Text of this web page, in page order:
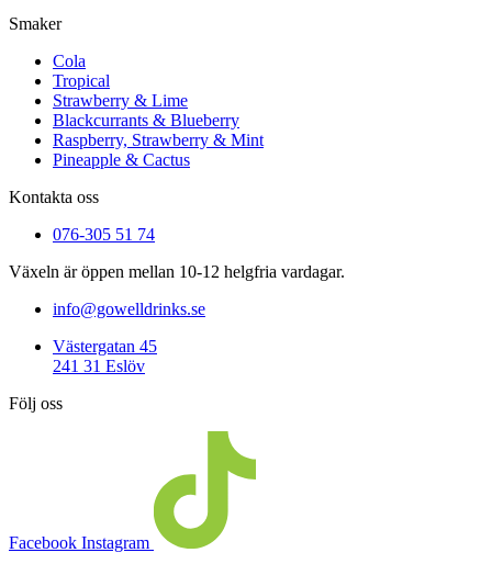
Smaker
Cola
Tropical
Strawberry & Lime
Blackcurrants & Blueberry
Raspberry, Strawberry & Mint
Pineapple & Cactus
Kontakta oss
076-305 51 74
Växeln är öppen mellan 10-12 helgfria vardagar.
info@gowelldrinks.se
Västergatan 45
241 31 Eslöv
Följ oss
Facebook Instagram